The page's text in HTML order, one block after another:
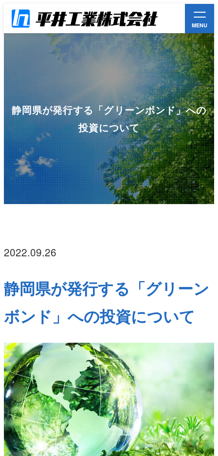
MENU
事業案内一覧
お知らせ
環境方針
採用情報
静岡県が発行する「グリーンボンド」への
投資について
2022.09.26
静岡県が発行する「グリーン
ボンド」への投資について